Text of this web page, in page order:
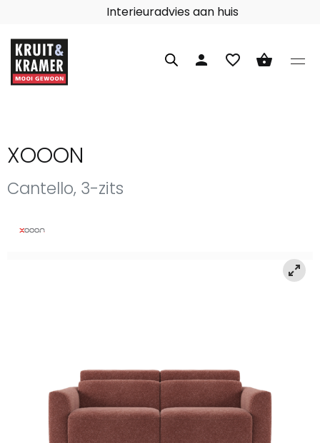
Interieuradvies aan huis
person favorite_border shopping_basket
XOOON
Cantello, 3-zits